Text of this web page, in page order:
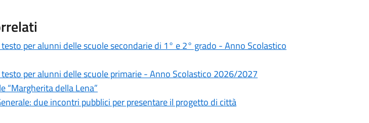
per alunni delle scuole secondarie di 1° e 2° grado - Anno Scolastico
per alunni delle scuole primarie - Anno Scolastico 2026/2027
“Margherita della Lena”
due incontri pubblici per presentare il progetto di città